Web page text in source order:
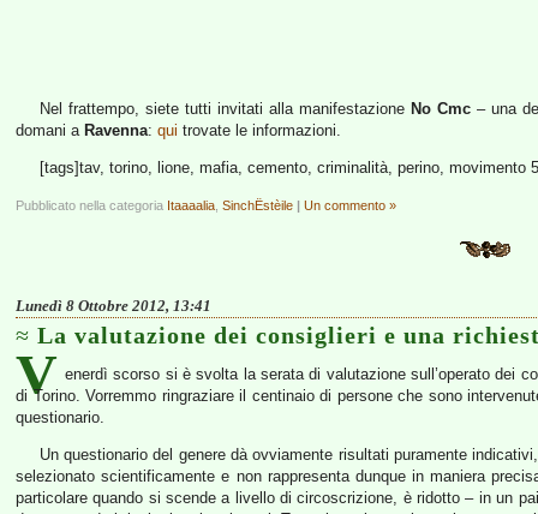
Nel frattempo, siete tutti invitati alla manifestazione No Cmc – una
domani a Ravenna: qui trovate le informazioni.
[tags]tav, torino, lione, mafia, cemento, criminalità, perino, movimento
Pubblicato nella categoria Itaaaalia SinchËstèile | Un commento »
Lunedì 8 Ottobre 2012, 13:41
La valutazione dei consiglieri e una
V enerdì scorso si è svolta la serata di valutazione sull’operato dei
di Torino. Vorremmo ringraziare il centinaio di persone che sono
questionario.
Un questionario del genere dà ovviamente risultati puramente
selezionato scientificamente e non rappresenta dunque in maniera
particolare quando si scende a livello di circoscrizione, è ridotto – in un